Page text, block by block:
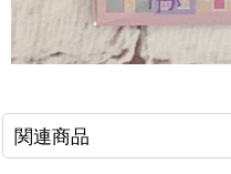
関連商品